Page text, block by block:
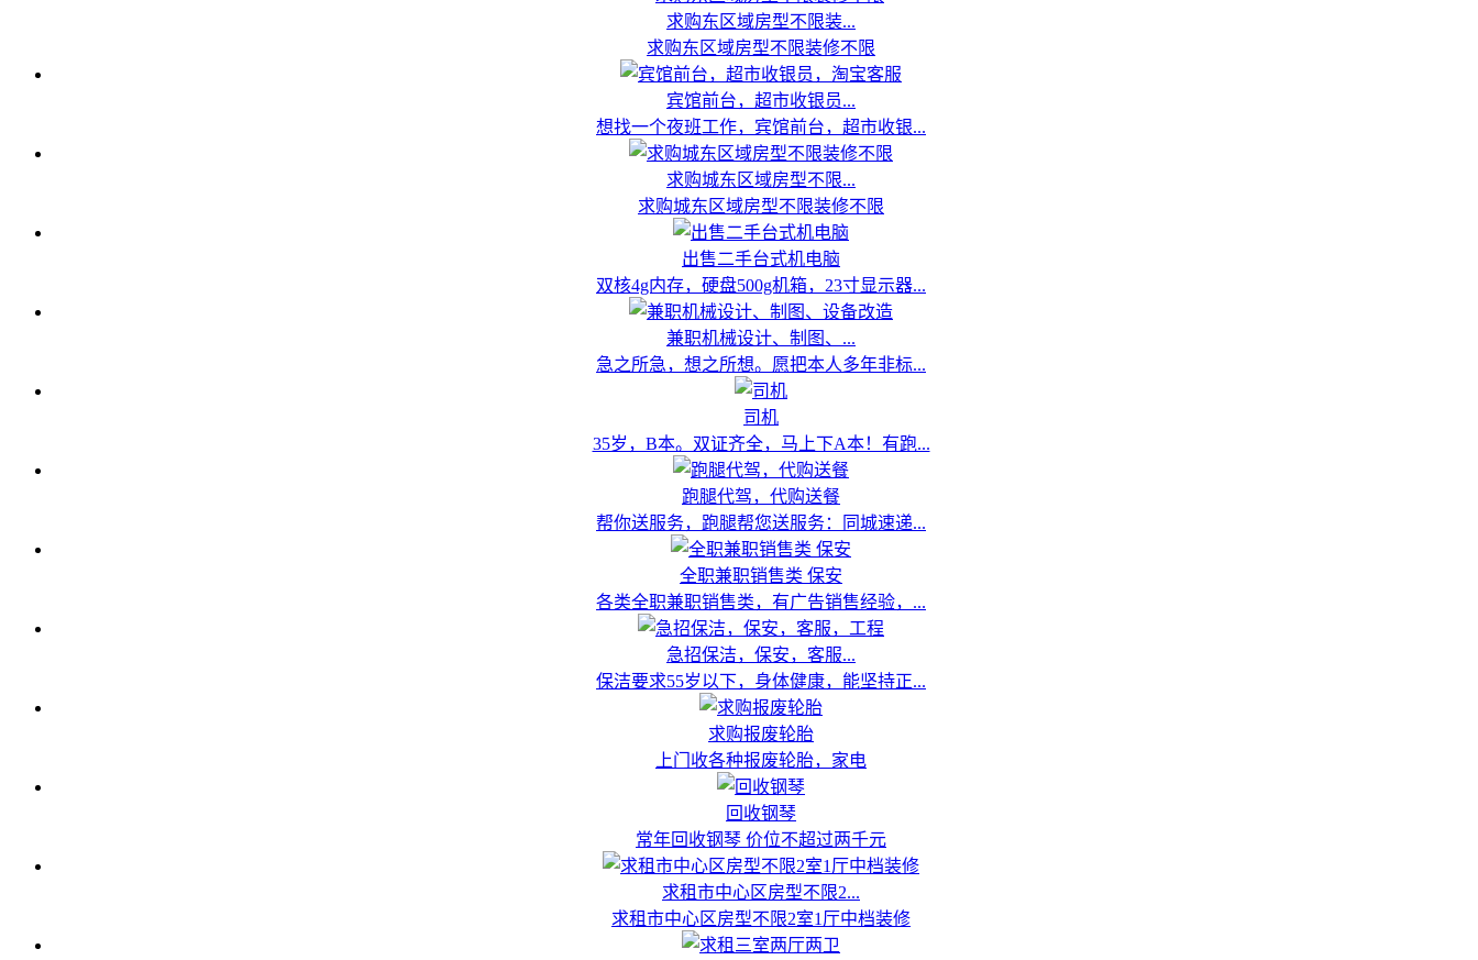
求购东区域房型不限装...
求购东区域房型不限装修不限
宾馆前台，超市收银员...
想找一个夜班工作，宾馆前台，超市收银...
求购城东区域房型不限...
求购城东区域房型不限装修不限
出售二手台式机电脑
双核4g内存，硬盘500g机箱，23寸显示器...
兼职机械设计、制图、...
急之所急，想之所想。愿把本人多年非标...
司机
35岁，B本。双证齐全，马上下A本！有跑...
跑腿代驾，代购送餐
帮你送服务，跑腿帮您送服务：同城速递...
全职兼职销售类 保安
各类全职兼职销售类，有广告销售经验，...
急招保洁，保安，客服...
保洁要求55岁以下，身体健康，能坚持正...
求购报废轮胎
上门收各种报废轮胎，家电
回收钢琴
常年回收钢琴 价位不超过两千元
求租市中心区房型不限2...
求租市中心区房型不限2室1厅中档装修